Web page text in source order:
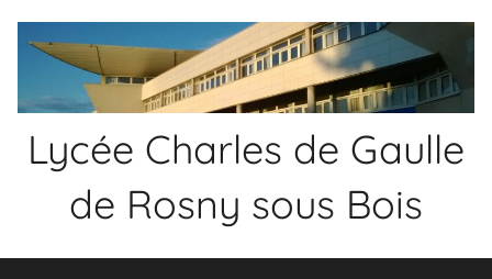
Lycée Charles de Gaulle
de Rosny sous Bois